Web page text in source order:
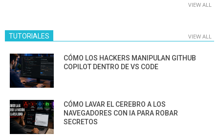
VIEW ALL
TUTORIALES VIEW ALL
CÓMO LOS HACKERS MANIPULAN GITHUB
COPILOT DENTRO DE VS CODE
CÓMO LAVAR EL CEREBRO A LOS
NAVEGADORES CON IA PARA ROBAR
SECRETOS